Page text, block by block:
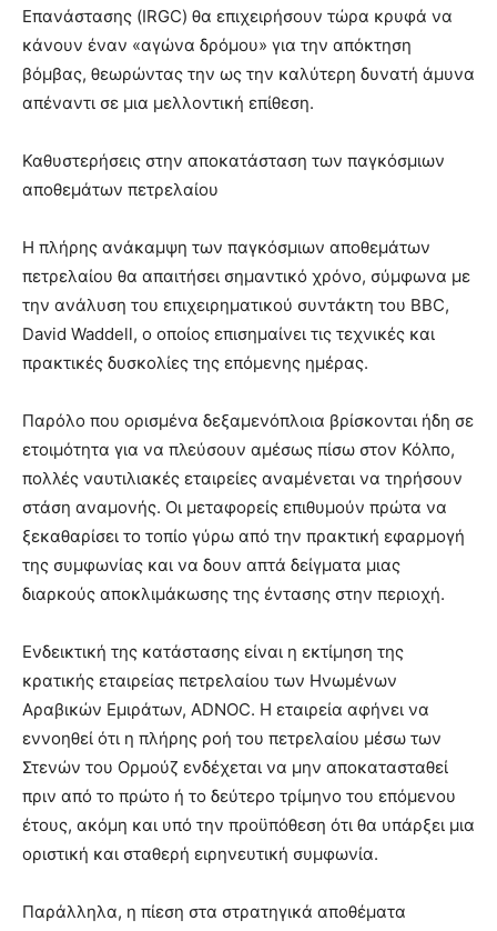
Επανάστασης (IRGC) θα επιχειρήσουν τώρα κρυφά να
κάνουν έναν «αγώνα δρόμου» για την απόκτηση
βόμβας, θεωρώντας την ως την καλύτερη δυνατή άμυνα
απέναντι σε μια μελλοντική επίθεση.
Καθυστερήσεις στην αποκατάσταση των παγκόσμιων
αποθεμάτων πετρελαίου
Η πλήρης ανάκαμψη των παγκόσμιων αποθεμάτων
πετρελαίου θα απαιτήσει σημαντικό χρόνο, σύμφωνα με
την ανάλυση του επιχειρηματικού συντάκτη του BBC,
David Waddell, ο οποίος επισημαίνει τις τεχνικές και
πρακτικές δυσκολίες της επόμενης ημέρας.
Παρόλο που ορισμένα δεξαμενόπλοια βρίσκονται ήδη σε
ετοιμότητα για να πλεύσουν αμέσως πίσω στον Κόλπο,
πολλές ναυτιλιακές εταιρείες αναμένεται να τηρήσουν
στάση αναμονής. Οι μεταφορείς επιθυμούν πρώτα να
ξεκαθαρίσει το τοπίο γύρω από την πρακτική εφαρμογή
της συμφωνίας και να δουν απτά δείγματα μιας
διαρκούς αποκλιμάκωσης της έντασης στην περιοχή.
Ενδεικτική της κατάστασης είναι η εκτίμηση της
κρατικής εταιρείας πετρελαίου των Ηνωμένων
Αραβικών Εμιράτων, ADNOC. Η εταιρεία αφήνει να
εννοηθεί ότι η πλήρης ροή του πετρελαίου μέσω των
Στενών του Ορμούζ ενδέχεται να μην αποκατασταθεί
πριν από το πρώτο ή το δεύτερο τρίμηνο του επόμενου
έτους, ακόμη και υπό την προϋπόθεση ότι θα υπάρξει μια
οριστική και σταθερή ειρηνευτική συμφωνία.
Παράλληλα, η πίεση στα στρατηγικά αποθέματα